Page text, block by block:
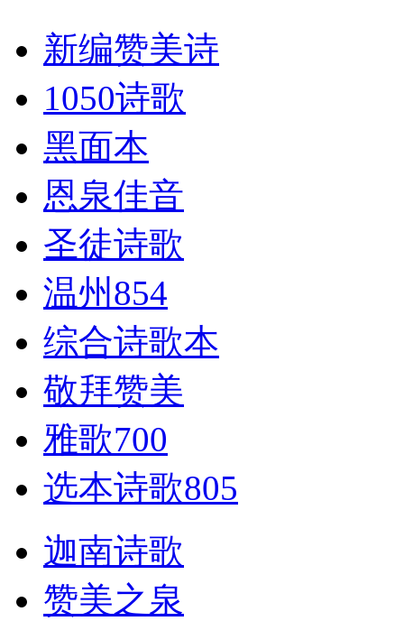
新编赞美诗
1050诗歌
黑面本
恩泉佳音
圣徒诗歌
温州854
综合诗歌本
敬拜赞美
雅歌700
选本诗歌805
迦南诗歌
赞美之泉